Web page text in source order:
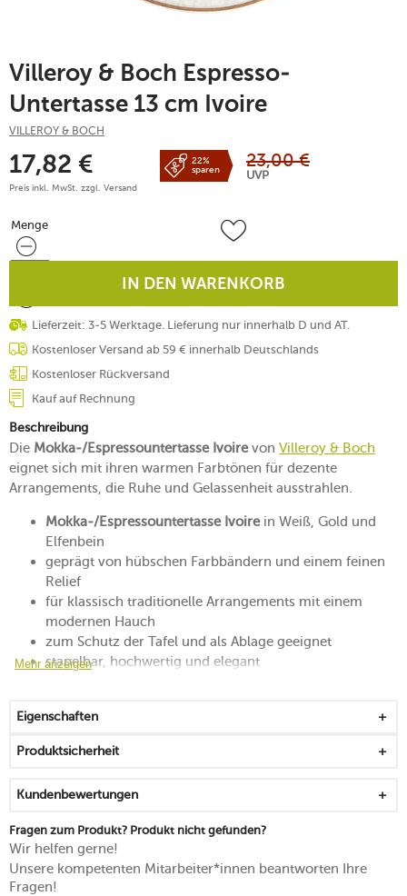
Villeroy & Boch Espresso-
Untertasse 13 cm Ivoire
VILLEROY & BOCH
17,82 €
Preis inkl. MwSt. zzgl. Versand
22%
sparen
23,00 €
UVP
Menge
Menge
IN DEN WARENKORB
Lieferzeit: 3-5 Werktage. Lieferung nur innerhalb D und AT.
Kostenloser Versand ab 59 € innerhalb Deutschlands
Kostenloser Rückversand
Kauf auf Rechnung
Beschreibung
Die Mokka-/Espressountertasse Ivoirevon Villeroy & Boch
eignet sich mit ihren warmen Farbtönen für dezente
Arrangements, die Ruhe und Gelassenheit ausstrahlen.
Mokka-/Espressountertasse Ivoirein Weiß, Gold und
Elfenbein
geprägt von hübschen Farbbändern und einem feinen
Relief
für klassisch traditionelle Arrangements mit einem
modernen Hauch
zum Schutz der Tafel und als Ablage geeignet
stapelbar, hochwertig und elegant
Mehr anzeigen
Eigenschaften
Produktsicherheit
Kundenbewertungen
Fragen zum Produkt? Produkt nicht gefunden?
Wir helfen gerne!
Unsere kompetenten Mitarbeiter*innen beantworten Ihre
Fragen!